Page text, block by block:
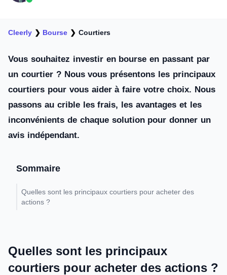
Cleerly ❯ Bourse ❯ Courtiers
Vous souhaitez investir en bourse en passant par
un courtier ? Nous vous présentons les principaux
courtiers pour vous aider à faire votre choix. Nous
passons au crible les frais, les avantages et les
inconvénients de chaque solution pour donner un
avis indépendant.
Sommaire
Quelles sont les principaux courtiers pour acheter des
actions ?
Quelles sont les principaux
courtiers pour acheter des actions ?